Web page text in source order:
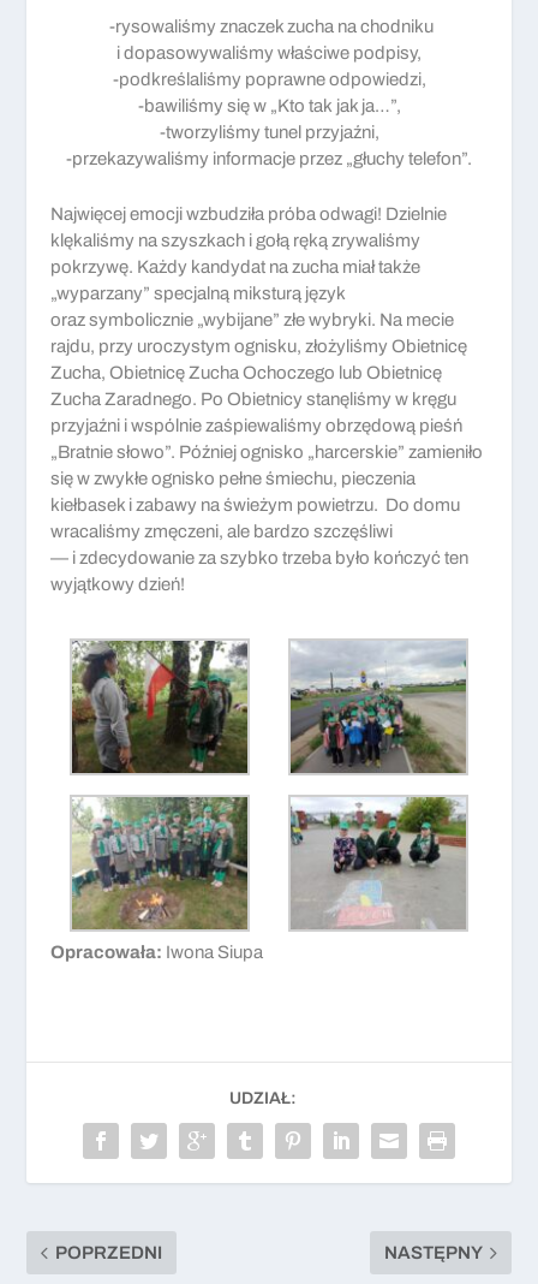
-rysowaliśmy znaczek zucha na chodniku
i dopasowywaliśmy właściwe podpisy,
-podkreślaliśmy poprawne odpowiedzi,
-bawiliśmy się w „Kto tak jak ja…”,
-tworzyliśmy tunel przyjaźni,
-przekazywaliśmy informacje przez „głuchy telefon”.
Najwięcej emocji wzbudziła próba odwagi! Dzielnie
klękaliśmy na szyszkach i gołą ręką zrywaliśmy
pokrzywę. Każdy kandydat na zucha miał także
„wyparzany” specjalną miksturą język
oraz symbolicznie „wybijane” złe wybryki. Na mecie
rajdu, przy uroczystym ognisku, złożyliśmy Obietnicę
Zucha, Obietnicę Zucha Ochoczego lub Obietnicę
Zucha Zaradnego. Po Obietnicy stanęliśmy w kręgu
przyjaźni i wspólnie zaśpiewaliśmy obrzędową pieśń
„Bratnie słowo”. Później ognisko „harcerskie” zamieniło
się w zwykłe ognisko pełne śmiechu, pieczenia
kiełbasek i zabawy na świeżym powietrzu. Do domu
wracaliśmy zmęczeni, ale bardzo szczęśliwi
— i zdecydowanie za szybko trzeba było kończyć ten
wyjątkowy dzień!
Opracowała: Iwona Siupa
UDZIAŁ:
POPRZEDNI NASTĘPNY